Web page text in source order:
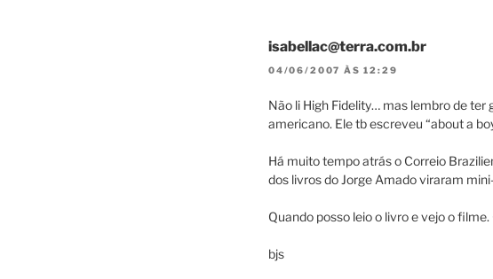
isabellac@terra.com.br
04/06/2007 ÀS 12:29
Não li High Fidelity… mas lembro de ter
americano. Ele tb escreveu “about a
Há muito tempo atrás o Correio
dos livros do Jorge Amado viraram
Quando posso leio o livro e vejo o
bjs